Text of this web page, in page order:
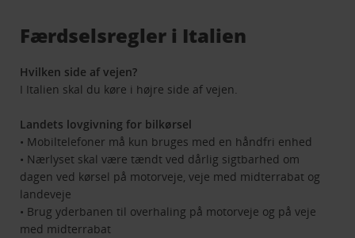
Færdselsregler i Italien
Hvilken side af vejen?
I Italien skal du køre i højre side af vejen.
Landets lovgivning for bilkørsel
• Mobiltelefoner må kun bruges med en håndfri enhed
• Nærlyset skal være tændt ved dårlig sigtbarhed om
dagen ved kørsel på motorveje, veje med midterrabat og
landeveje
• Brug yderbanen til overhaling på motorveje og på veje
med midterrabat